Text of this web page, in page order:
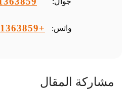
واتس: +966531363859
مشاركة المقال